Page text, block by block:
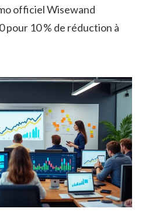
officiel Wisewand
pour 10 % de réduction à